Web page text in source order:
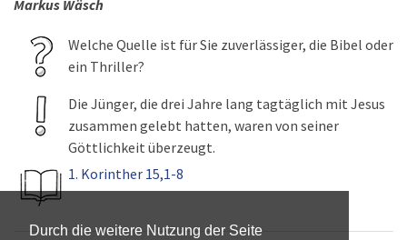
Durch die weitere Nutzung der Seite
Markus Wäsch
Welche Quelle ist für Sie zuverlässiger, die Bibel oder
ein Thriller?
Die Jünger, die drei Jahre lang tagtäglich mit Jesus
zusammen gelebt hatten, waren von seiner
Göttlichkeit überzeugt.
1. Korinther 15,1-8